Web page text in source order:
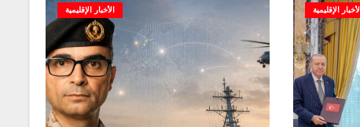
الأخبار الإقليمية الأخبار الإقليمية